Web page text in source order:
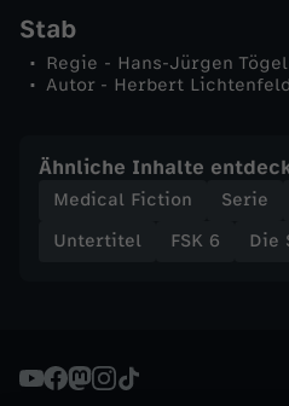
r
z
m
i
o
Stab
Regie - Hans-Jürgen Tögel
Autor - Herbert Lichtenfeld
Ähnliche Inhalte
Medical Fiction Serie
Untertitel
FSK 6 Die